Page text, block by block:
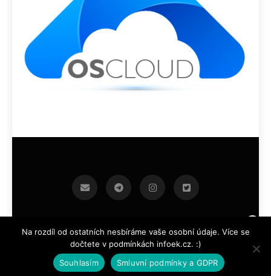
infoek.cz 2026.Developed By BlazeThemes .
Na rozdíl od ostatních nesbíráme vaše osobní údaje. Více se
dočtete v podmínkách infoek.cz. :)
Souhlasím
Smluvní podmínky a GDPR